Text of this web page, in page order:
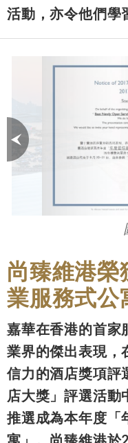
活動，亦令他們學
尚臻維港榮
業服務式公
嘉華在香港的首家
業界的傑出表現，
信力的酒店獎項
店大獎」評選活動
推選成為本年度「
寓」。尚臻維港